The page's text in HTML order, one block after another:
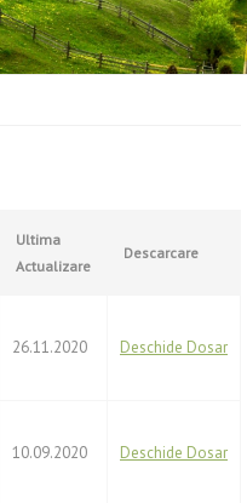
Ultima
Actualizare
Descarcare
26.11.2020 Deschide Dosar
10.09.2020 Deschide Dosar